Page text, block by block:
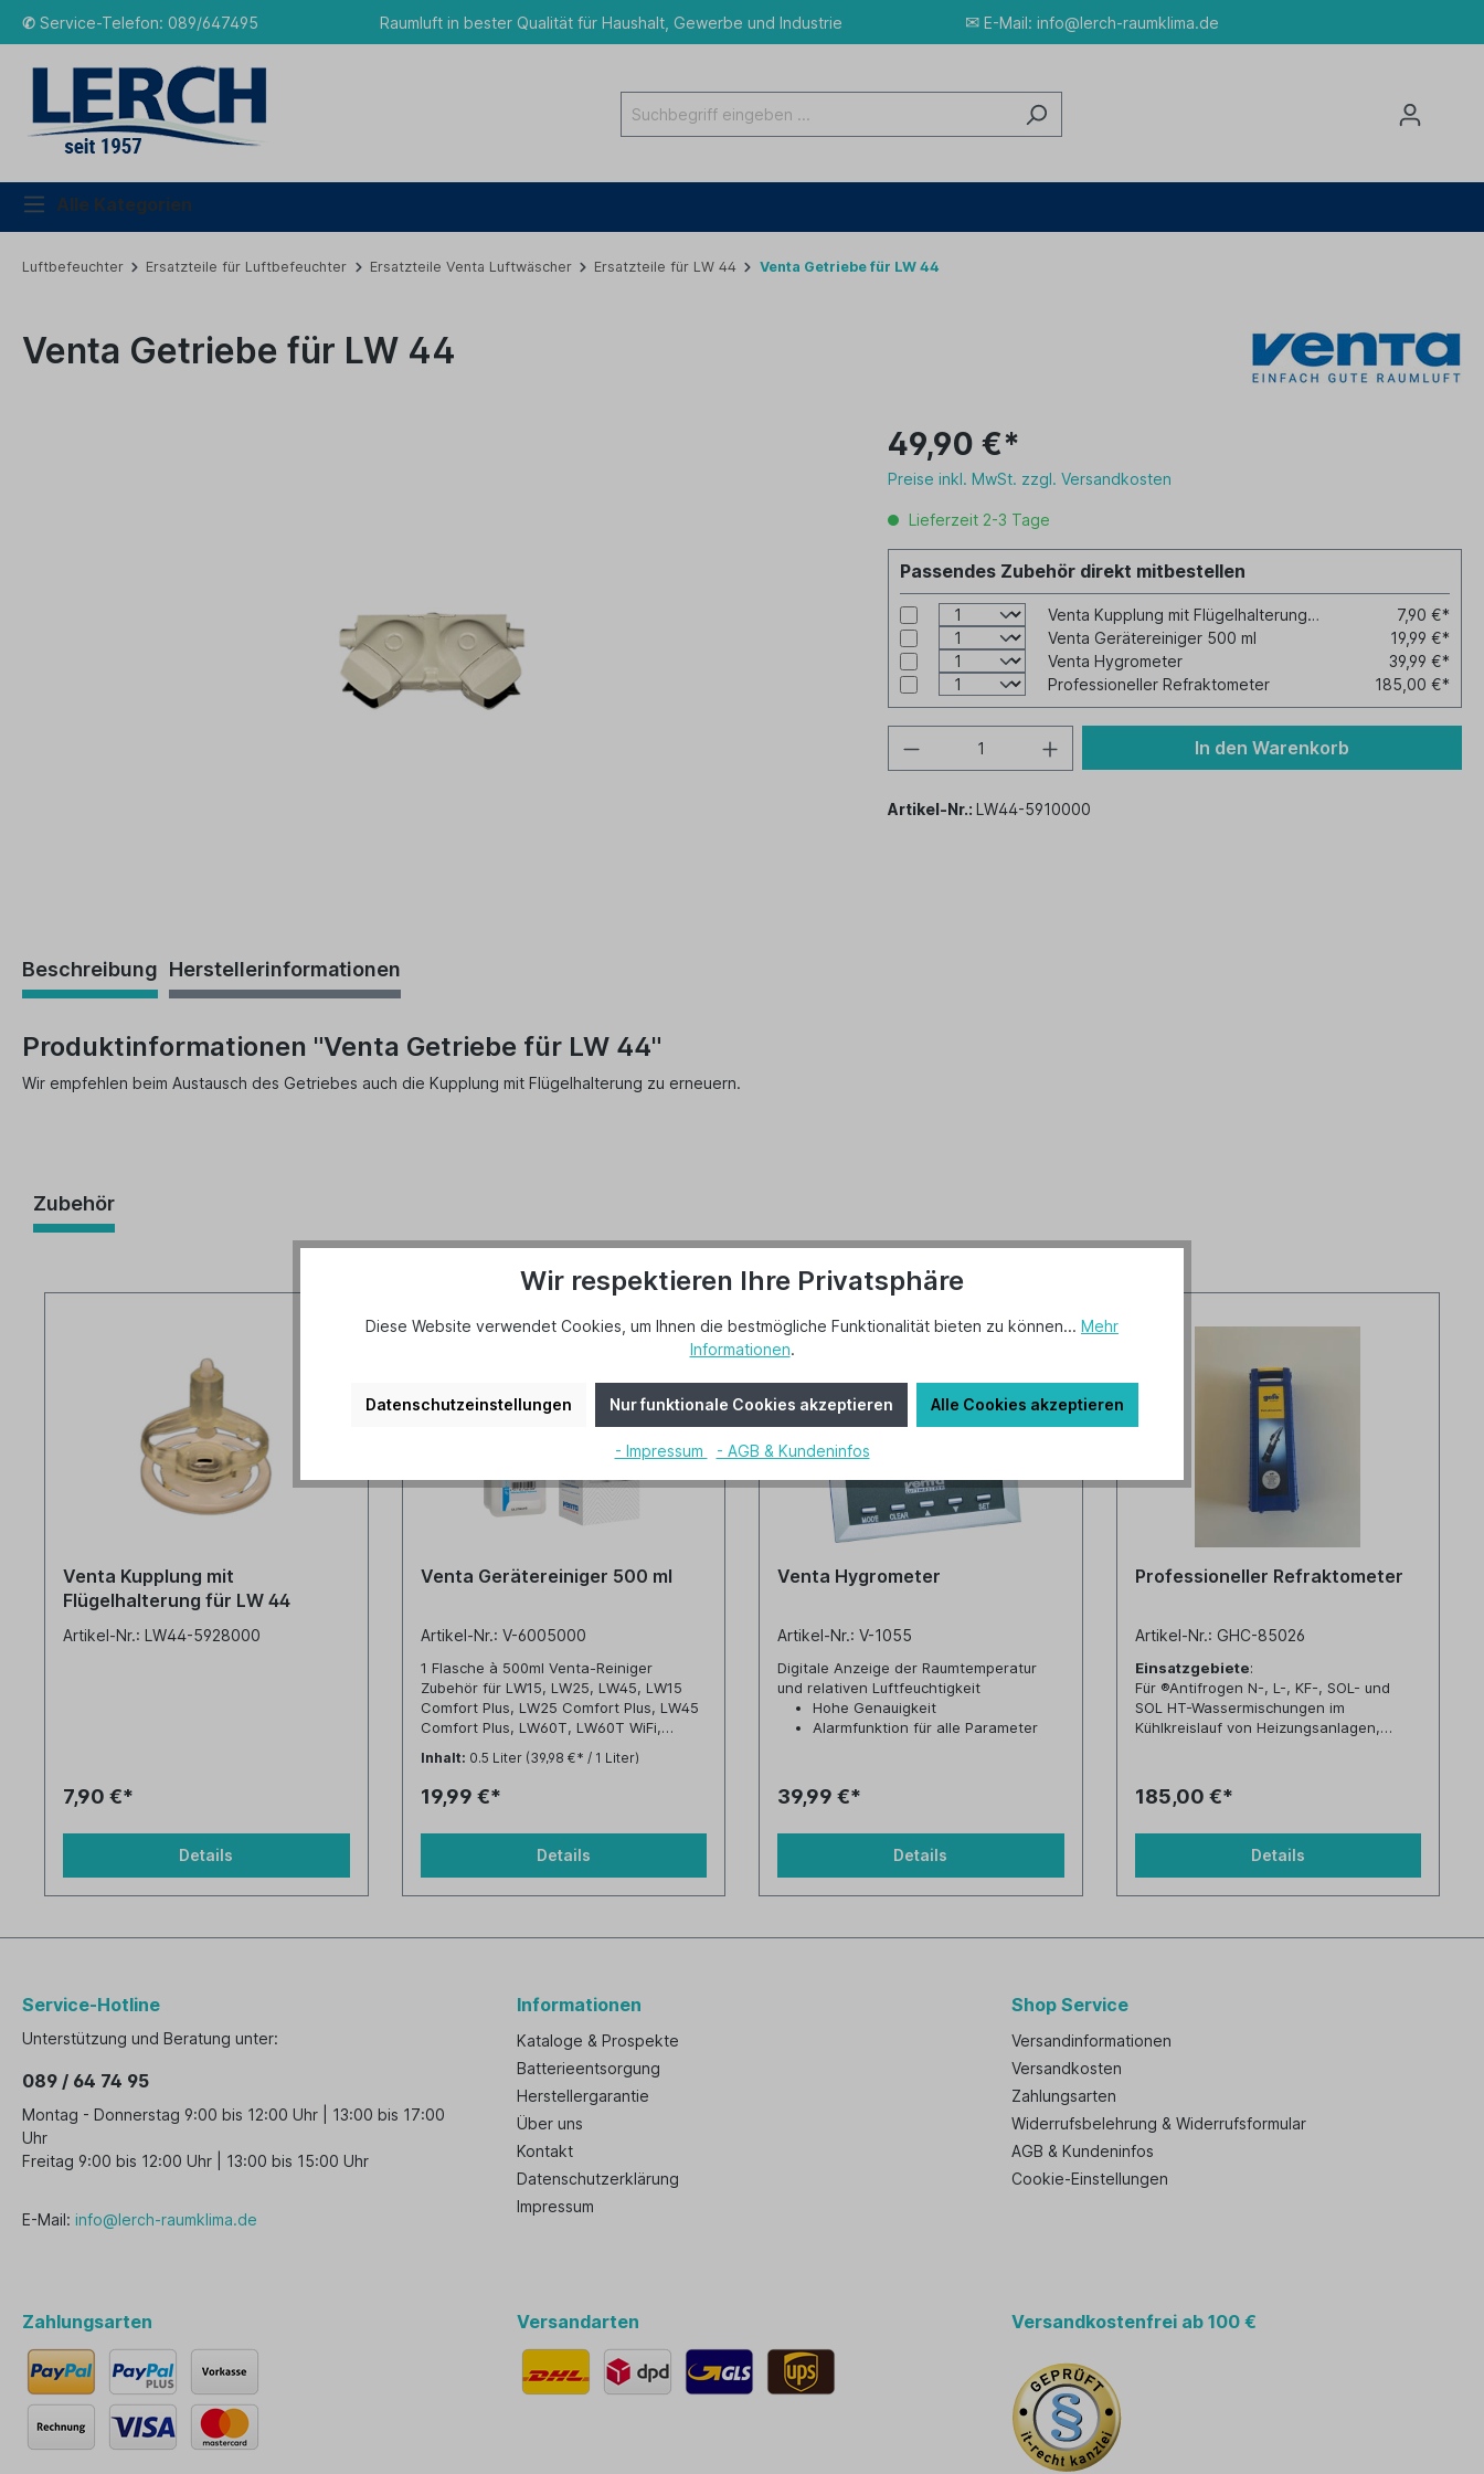
✆ Service-Telefon: 089/647495 Raumluft in bester Qualität für Haushalt, Gewerbe und Industrie ✉E-Mail: info@lerch-raumklima.de
Alle Kategorien
Luftbefeuchter Ersatzteile für Luftbefeuchter Ersatzteile Venta Luftwäscher Ersatzteile für LW 44 Venta Getriebe für LW 44
Venta Getriebe für LW 44
49,90 €*
Preise inkl. MwSt. zzgl. Versandkosten
Lieferzeit 2-3 Tage
Passendes Zubehör direkt mitbestellen
Venta Kupplung mit Flügelhalterung für LW 44
7,90 €*
Venta Gerätereiniger 500 ml
19,99 €*
Venta Hygrometer
39,99 €*
Professioneller Refraktometer
185,00 €*
In den Warenkorb
Artikel-Nr.: LW44-5910000
Beschreibung Herstellerinformationen
Produktinformationen "Venta Getriebe für LW 44"
Wir empfehlen beim Austausch des Getriebes auch die Kupplung mit Flügelhalterung zu erneuern.
Zubehör
Venta Kupplung mit
Flügelhalterung für LW 44
Artikel-Nr.: LW44-5928000
7,90 €*
Details
Venta Gerätereiniger 500 ml
Artikel-Nr.: V-6005000
1 Flasche à 500ml Venta-Reiniger
Zubehör für LW15, LW25, LW45, LW15
Comfort Plus, LW25 Comfort Plus, LW45
Comfort Plus, LW60T, LW60T WiFi,
LW62T WiFi, LW62 WiFi, LPH60 WiFi
Inhalt: 0.5 Liter (39,98 €* / 1 Liter)
19,99 €*
Details
Venta Hygrometer
Artikel-Nr.: V-1055
Digitale Anzeige der Raumtemperatur
und relativen Luftfeuchtigkeit
Hohe Genauigkeit
Alarmfunktion für alle Parameter
Ideal zur Klimakontrolle in den
Innenräumen
einzusparen
39,99 €*
Details
Professioneller Refraktometer
Artikel-Nr.: GHC-85026
Einsatzgebiete:
Für ®Antifrogen N-, L-, KF-, SOL- und
SOL HT-Wassermischungen im
Kühlkreislauf von Heizungsanlagen,
Hilfe einer Tabelle ermittelt
werden (siehe Anlage)!
0 bis 50 % Brix, Teilung: 0,5 %
185,00 €*
Details
Service-Hotline
Unterstützung und Beratung unter:
089 / 64 74 95
Montag - Donnerstag 9:00 bis 12:00 Uhr | 13:00 bis 17:00
Uhr
Freitag 9:00 bis 12:00 Uhr | 13:00 bis 15:00 Uhr
E-Mail: info@lerch-raumklima.de
Informationen
Kataloge & Prospekte
Batterieentsorgung
Herstellergarantie
Über uns
Kontakt
Datenschutzerklärung
Impressum
Shop Service
Versandinformationen
Versandkosten
Zahlungsarten
Widerrufsbelehrung & Widerrufsformular
AGB & Kundeninfos
Cookie-Einstellungen
Zahlungsarten Versandarten Versandkostenfrei ab 100 €
Wir respektieren Ihre Privatsphäre
Diese Website verwendet Cookies, um Ihnen die bestmögliche Funktionalität bieten zu können... Mehr
Informationen.
Datenschutzeinstellungen Nur funktionale Cookies akzeptieren Alle Cookies akzeptieren
- Impressum - AGB & Kundeninfos